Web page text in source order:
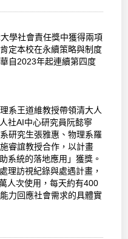
學社會責任獎中獲得兩項
定本校在永續策略與制度
自2023年起連續第四度
系王道維教授帶領清大人
社AI中心研究員阮懿寧
研究生張雅惠、物理系羅
睿誼教授合作，以計畫
系統的落地應用」獲獎。
理訪視紀錄與處遇計畫，
人次使用，每天約有400
力回應社會需求的具體實